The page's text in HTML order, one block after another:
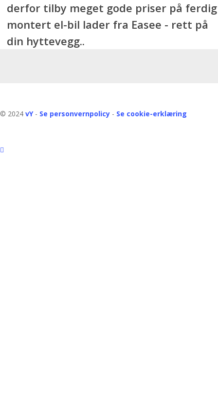
derfor tilby meget gode priser på ferdig
montert el-bil lader fra Easee - rett på
din hyttevegg..
© 2024 vY- Se personvernpolicy - Se cookie-erklæring